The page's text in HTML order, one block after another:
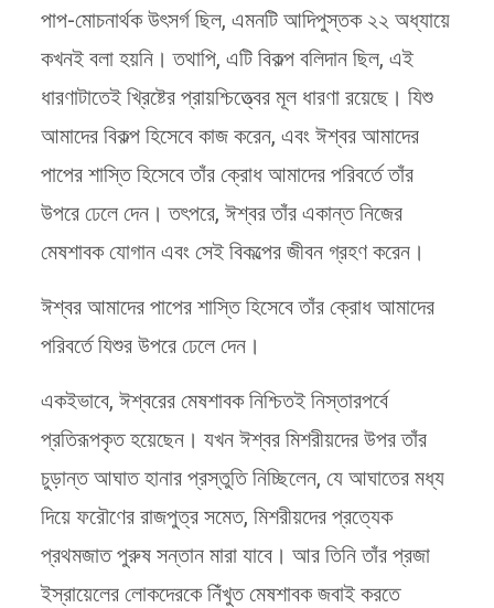
পাপ-মোচনার্থক উৎসর্গ ছিল, এমনটি আদিপুস্তক ২২ অধ্যায়ে
কখনই বলা হয়নি। তথাপি, এটি বিকল্প বলিদান ছিল, এই
ধারণাটাতেই খ্রিষ্টের প্রায়শ্চিত্ত্বের মূল ধারণা রয়েছে। যিশু
আমাদের বিকল্প হিসেবে কাজ করেন, এবং ঈশ্বর আমাদের
পাপের শাস্তি হিসেবে তাঁর ক্রোধ আমাদের পরিবর্তে তাঁর
উপরে ঢেলে দেন। তৎপরে, ঈশ্বর তাঁর একান্ত নিজের
মেষশাবক যোগান এবং সেই বিকল্পের জীবন গ্রহণ করেন।
ঈশ্বর আমাদের পাপের শাস্তি হিসেবে তাঁর ক্রোধ আমাদের
পরিবর্তে যিশুর উপরে ঢেলে দেন।
একইভাবে, ঈশ্বরের মেষশাবক নিশ্চিতই নিস্তারপর্বে
প্রতিরূপকৃত হয়েছেন। যখন ঈশ্বর মিশরীয়দের ‍উপর তাঁর
চুড়ান্ত আঘাত হানার প্রস্তুতি নিচ্ছিলেন, যে আঘাতের মধ্য
দিয়ে ফরৌণের রাজপুত্র সমেত, মিশরীয়দের প্রত্যেক
প্রথমজাত পুরুষ সন্তান মারা যাবে। আর তিনি তাঁর প্রজা
ইস্রায়েলের লোকদেরকে নিঁখুত মেষশাবক জবাই করতে